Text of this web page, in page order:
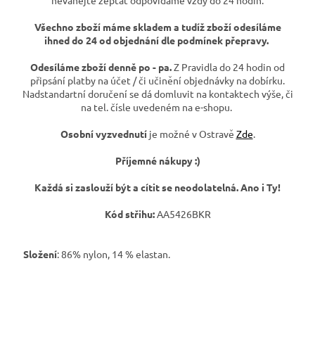
Všechno zboží máme skladem a tudíž zboží odesíláme
ihned do 24 od objednání dle podmínek přepravy.
Odesíláme zboží denně po - pa.Z Pravidla do 24 hodin od
připsání platby na účet / či učinění objednávky na dobírku.
Nadstandartní doručení se dá domluvit na kontaktech výše, či
na tel. čísle uvedeném na e-shopu.
Osobní vyzvednutíje možné v Ostravě Zde.
Příjemné nákupy :)
Každá si zaslouží být a cítit se neodolatelná. Ano i Ty!
Kód střihu:AA5426BKR
Složení: 86% nylon, 14 % elastan.